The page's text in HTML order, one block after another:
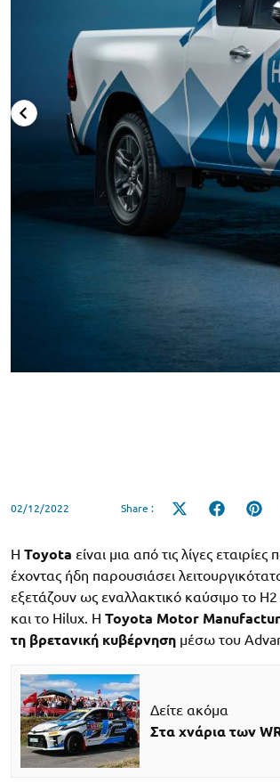
02/12/2022 Share :
Share
Share
Η Toyota είναι μια από τις λίγες εταιρίες
έχοντας ήδη παρουσιάσει
εξετάζουν ως εναλλακτικό καύσιμο το
και το Hilux. Η Toyota Motor
τη βρετανική κυβέρνηση μέσω του
Δείτε ακόμα
Στα χνάρια των